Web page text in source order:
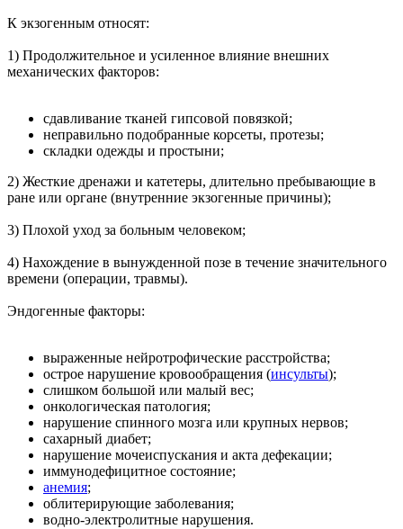
К экзогенным относят:
1) Продолжительное и усиленное влияние внешних
механических факторов:
сдавливание тканей гипсовой повязкой;
неправильно подобранные корсеты, протезы;
складки одежды и простыни;
2) Жесткие дренажи и катетеры, длительно пребывающие в
ране или органе (внутренние экзогенные причины);
3) Плохой уход за больным человеком;
4) Нахождение в вынужденной позе в течение значительного
времени (операции, травмы).
Эндогенные факторы:
выраженные нейротрофические расстройства;
острое нарушение кровообращения (инсульты);
слишком большой или малый вес;
онкологическая патология;
нарушение спинного мозга или крупных нервов;
сахарный диабет;
нарушение мочеиспускания и акта дефекации;
иммунодефицитное состояние;
анемия;
облитерирующие заболевания;
водно-электролитные нарушения.